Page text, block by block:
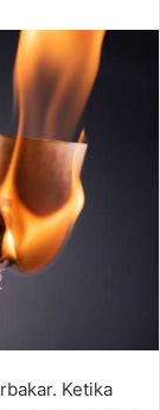
Ketika